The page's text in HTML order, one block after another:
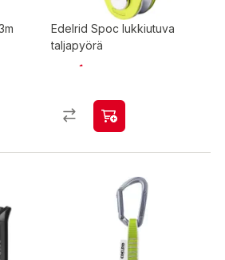
Edelrid Spoc lukkiutuva
taljapyörä